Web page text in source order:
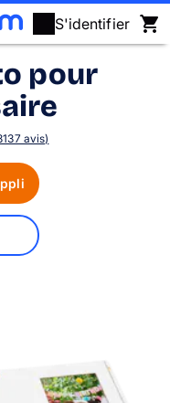
S'identifier
pour
avis)